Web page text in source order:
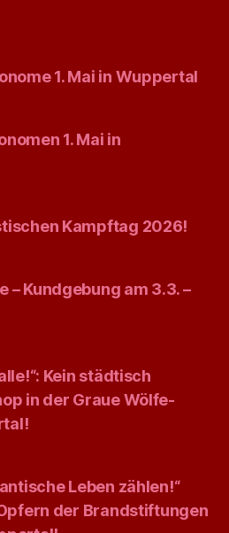
1. Mai in Wuppertal
1. Mai in
Kampftag 2026!
– Kundgebung am 3.3. –
Kein städtisch
in der Graue Wölfe-
Leben zählen!“
der Brandstiftungen